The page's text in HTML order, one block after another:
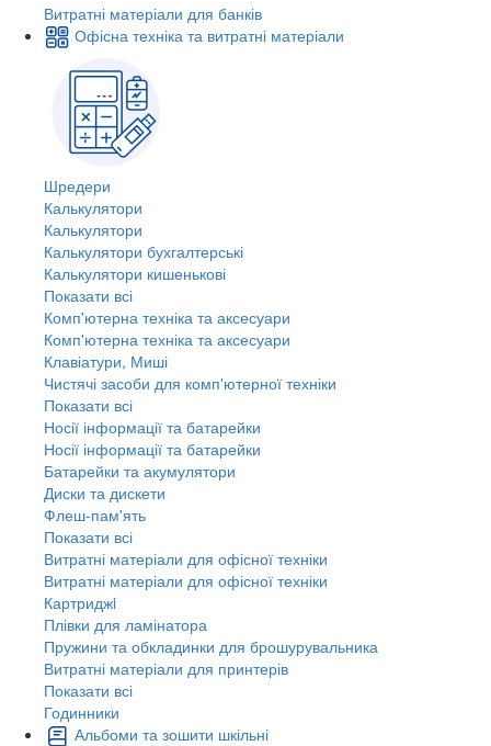
Витратні матеріали для банків
Офісна техніка та витратні матеріали
Шредери
Калькулятори
Калькулятори
Калькулятори бухгалтерські
Калькулятори кишенькові
Показати всі
Комп'ютерна техніка та аксесуари
Комп'ютерна техніка та аксесуари
Клавіатури, Миші
Чистячі засоби для комп'ютерної техніки
Показати всі
Носії інформації та батарейки
Носії інформації та батарейки
Батарейки та акумулятори
Диски та дискети
Флеш-пам'ять
Показати всі
Витратні матеріали для офісної техніки
Витратні матеріали для офісної техніки
Картриджi
Плівки для ламінатора
Пружини та обкладинки для брошурувальника
Витратні матеріали для принтерів
Показати всі
Годинники
Альбоми та зошити шкільні